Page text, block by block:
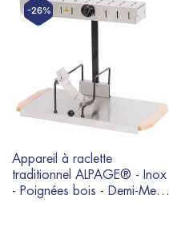
-26%
Appareil à raclette
traditionnel ALPAGE® - Inox
- Poignées bois - Demi-Meule